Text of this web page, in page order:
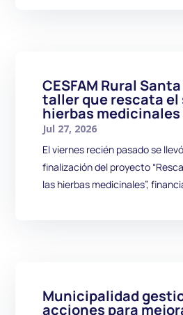
CESFAM Rural
taller que rescata el
hierbas medicinales
Jul 27, 2026
El viernes recién pasado se
finalización del proyecto
las hierbas medicinales”,
Municipalidad
acciones para